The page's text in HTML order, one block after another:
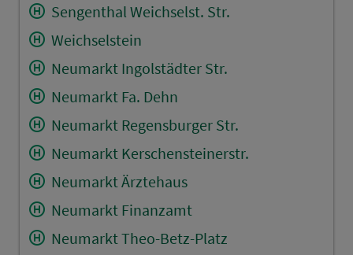
Sengenthal Weichselst. Str.
Weichselstein
Neumarkt Ingolstädter Str.
Neumarkt Fa. Dehn
Neumarkt Regensburger Str.
Neumarkt Kerschensteinerstr.
Neumarkt Ärztehaus
Neumarkt Finanzamt
Neumarkt Theo-Betz-Platz